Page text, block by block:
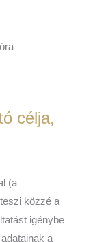
célja,
(a
közzé a
igénybe
a